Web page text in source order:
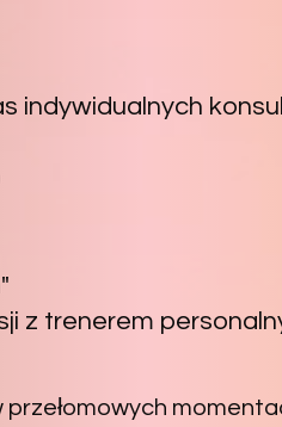
indywidualnych
z trenerem